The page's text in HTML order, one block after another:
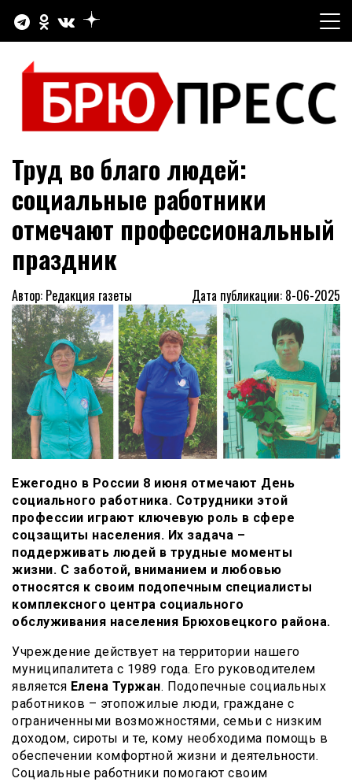
содержимому
БРЮПРЕСС
Официальный сайт газеты "Брюховецкие новости"
Труд во благо людей:
социальные работники
отмечают профессиональный
праздник
Автор: Редакция газеты Дата публикации: 8-06-2025
Ежегодно в России 8 июня отмечают День
социального работника. Сотрудники этой
профессии играют ключевую роль в сфере
соцзащиты населения. Их задача –
поддерживать людей в трудные моменты
жизни. С заботой, вниманием и любовью
относятся к своим подопечным специалисты
комплексного центра социального
обслуживания населения Брюховецкого района.
Учреждение действует на территории нашего
муниципалитета с 1989 года. Его руководителем
является Елена Туржан. Подопечные социальных
работников – этопожилые люди, граждане с
ограниченными возможностями, семьи с низким
доходом, сироты и те, кому необходима помощь в
обеспечении комфортной жизни и деятельности.
Социальные работники помогают своим